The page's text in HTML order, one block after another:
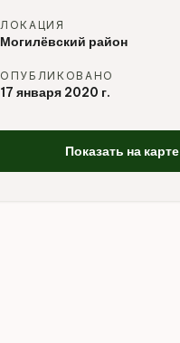
ЛОКАЦИЯ
Могилёвский район
ОПУБЛИКОВАНО
17 января 2020 г.
Показать на карте